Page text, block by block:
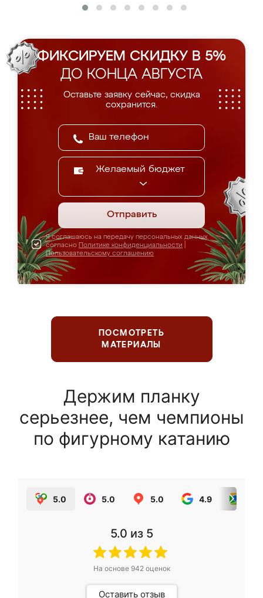
ФИКСИРУЕМ СКИДКУ В 5%
ДО КОНЦА АВГУСТА
Оставьте заявку сейчас, скидка
сохранится.
Желаемый бюджет
Отправить
Я соглашаюсь на передачу персональных данных
согласно Политике конфиденциальности
Пользовательскому соглашению
ПОСМОТРЕТЬ
МАТЕРИАЛЫ
Держим планку
серьезнее, чем чемпионы
по фигурному катанию
5.0 5.0 5.0 4.9
5.0 из 5
На основе 942оценок
Оставить отзыв